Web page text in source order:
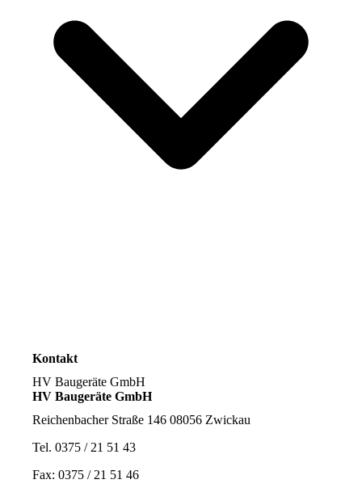
Kontakt
HV Baugeräte GmbH
HV Baugeräte GmbH
Reichenbacher Straße 146 08056 Zwickau
Tel. 0375 / 21 51 43
Fax: 0375 / 21 51 46